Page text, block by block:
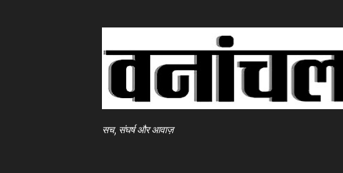
सच, संघर्ष और आवाज़